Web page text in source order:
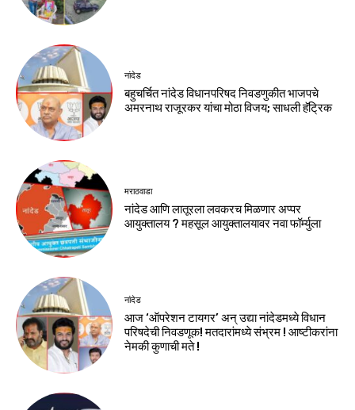
नांदेड
बहुचर्चित नांदेड विधानपरिषद निवडणुकीत भाजपचे
अमरनाथ राजूरकर यांचा मोठा विजय; साधली हॅट्रिक
मराठवाडा
नांदेड आणि लातूरला लवकरच मिळणार अप्पर
आयुक्तालय ? महसूल आयुक्तालयावर नवा फॉर्म्युला
नांदेड
आज ‘ऑपरेशन टायगर’ अन् उद्या नांदेडमध्ये विधान
परिषदेची निवडणूक! मतदारांमध्ये संभ्रम ! आष्टीकरांना
नेमकी कुणाची मते !